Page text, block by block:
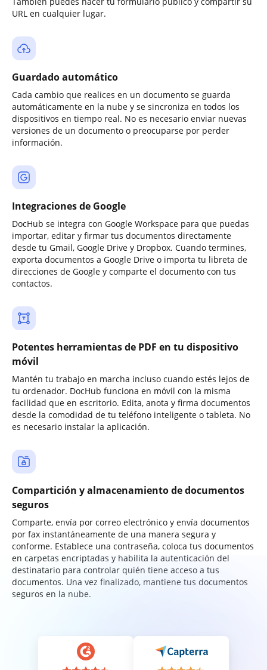
URL en cualquier lugar.
Guardado automático
Cada cambio que realices en un documento se guarda
automáticamente en la nube y se sincroniza en todos los
dispositivos en tiempo real. No es necesario enviar nuevas
versiones de un documento o preocuparse por perder
información.
Integraciones de Google
DocHub se integra con Google Workspace para que puedas
importar, editar y firmar tus documentos directamente
desde tu Gmail, Google Drive y Dropbox. Cuando termines,
exporta documentos a Google Drive o importa tu libreta de
direcciones de Google y comparte el documento con tus
contactos.
Potentes herramientas de PDF en tu dispositivo
móvil
Mantén tu trabajo en marcha incluso cuando estés lejos de
tu ordenador. DocHub funciona en móvil con la misma
facilidad que en escritorio. Edita, anota y firma documentos
desde la comodidad de tu teléfono inteligente o tableta. No
es necesario instalar la aplicación.
Compartición y almacenamiento de documentos
seguros
Comparte, envía por correo electrónico y envía documentos
por fax instantáneamente de una manera segura y
conforme. Establece una contraseña, coloca tus documentos
en carpetas encriptadas y habilita la autenticación del
destinatario para controlar quién tiene acceso a tus
documentos. Una vez finalizado, mantiene tus documentos
seguros en la nube.